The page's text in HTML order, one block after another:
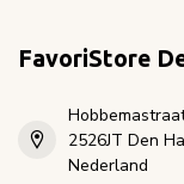
FavoriStore
2526JT Den
Nederland